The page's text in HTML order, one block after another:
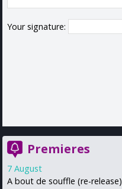
Your signature:
Premieres
7 August
A bout de souffle (re-release)